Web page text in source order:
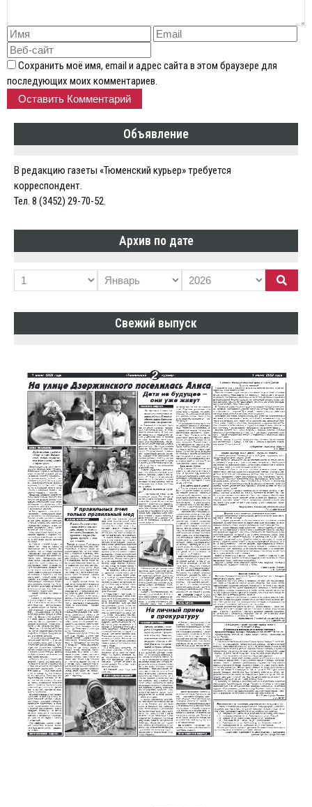
Сохранить моё имя, email и адрес сайта в этом браузере для
последующих моих комментариев.
Объявление
В редакцию газеты «Тюменский курьер» требуется
корреспондент.
Тел. 8 (3452) 29-70-52.
Архив по дате
Свежий выпуск